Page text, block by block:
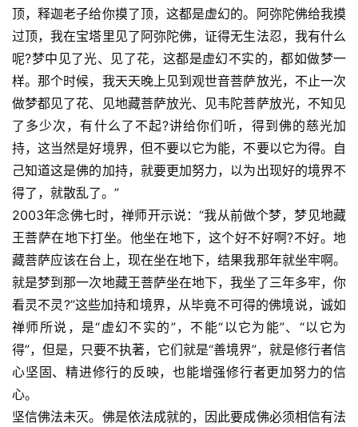
顶，释迦老子给你摸了顶，这都是虚幻的。阿弥陀佛给我摸
过顶，我在宝塔里见了阿弥陀佛，证得无生法忍，我有什么
呢?梦中见了光、见了花，这都是虚幻不实的，都如做梦一
样。那个时候，我天天晚上见到观世音菩萨放光，不止一次
做梦都见了花、见地藏菩萨放光、见韦陀菩萨放光，不知见
了多少次，有什么了不起?讲给你们听，得到佛的慈光加
持，这当然是好境界，但不要以它为能，不要以它为得。自
己知道这是佛的加持，就要更加努力，以为出现好的境界不
得了，就散乱了。”
2003年念佛七时，禅师开示说：“我从前做个梦，梦见地藏
王菩萨在地下打坐。他坐在地下，这个好不好啊?不好。地
藏菩萨应该在台上，现在坐在地下，结果我那年就坐牢啊。
就是梦到那一次地藏王菩萨坐在地下，我坐了三年多牢，你
看灵不灵?”这些加持和境界，从毕竟不可得的佛境说，诚如
禅师所说，是“虚幻不实的”，不能“以它为能”、“以它为
得”，但是，只要不执著，它们就是“善境界”，就是修行者信
心坚固、精进修行的反映，也能增强修行者更加努力的信
心。
坚信佛法未灭。佛是依法成就的，因此要成佛必须相信有法